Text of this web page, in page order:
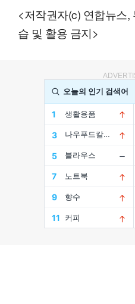
<저작권자(c) 연합뉴스
습 및 활용 금지>